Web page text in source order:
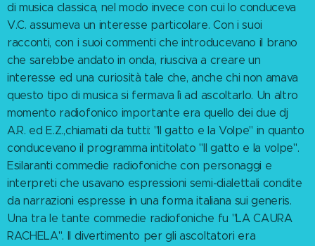
di musica classica, nel modo invece con cui lo conduceva
V.C. assumeva un interesse particolare. Con i suoi
racconti, con i suoi commenti che introducevano il brano
che sarebbe andato in onda, riusciva a creare un
interesse ed una curiosità tale che, anche chi non amava
questo tipo di musica si fermava lì ad ascoltarlo. Un altro
momento radiofonico importante era quello dei due dj
A.R. ed E.Z.,chiamati da tutti: "Il gatto e la Volpe" in quanto
conducevano il programma intitolato "Il gatto e la volpe".
Esilaranti commedie radiofoniche con personaggi e
interpreti che usavano espressioni semi-dialettali condite
da narrazioni espresse in una forma italiana sui generis.
Una tra le tante commedie radiofoniche fu "LA CAURA
RACHELA". Il divertimento per gli ascoltatori era